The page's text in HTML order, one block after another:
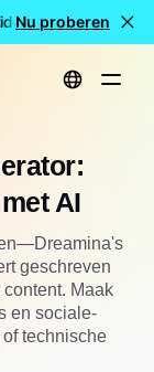
maken met
Nu proberen
met AI
AI
geschreven
Maak
en sociale-
technische